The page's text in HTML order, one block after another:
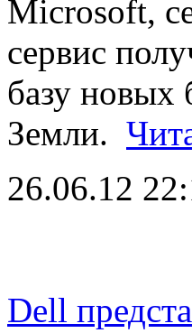
Microsoft,
сервис
базу новых
Земли.
26.06.12
Dell